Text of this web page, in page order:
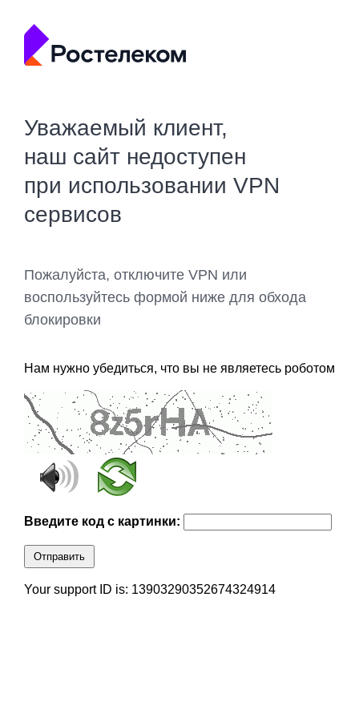
Уважаемый клиент,
наш сайт недоступен
при использовании VPN
сервисов
Пожалуйста, отключите VPN или
воспользуйтесь формой ниже для обхода
блокировки
Нам нужно убедиться, что вы не являетесь роботом
Введите код с картинки:
Отправить
Your support ID is: 13903290352674324914